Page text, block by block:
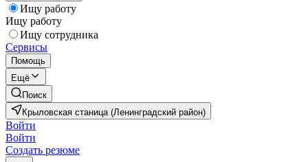
Ищу работу
Ищу работу
Ищу сотрудника
Сервисы
Помощь
Ещё
Поиск
Крыловская станица (Ленинградский район)
Войти
Войти
Создать резюме